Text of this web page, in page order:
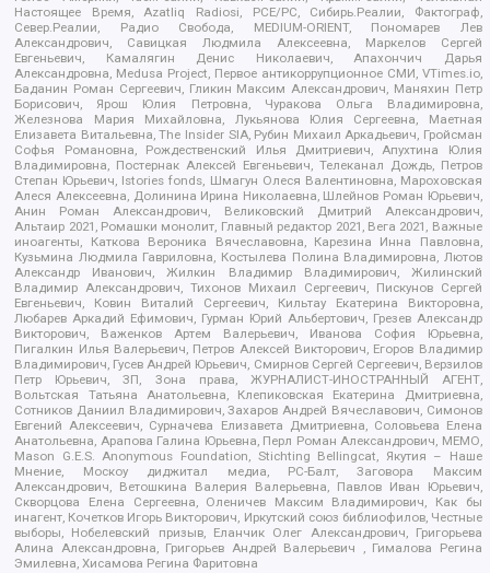
Настоящее Время, Azatliq Radiosi, PCE/PC, Сибирь.Реалии, Фактограф,
Север.Реалии, Радио Свобода, MEDIUM-ORIENT, Пономарев Лев
Александрович, Савицкая Людмила Алексеевна, Маркелов Сергей
Евгеньевич, Камалягин Денис Николаевич, Апахончич Дарья
Александровна, Medusa Project, Первое антикоррупционное СМИ, VTimes.io,
Баданин Роман Сергеевич, Гликин Максим Александрович, Маняхин Петр
Борисович, Ярош Юлия Петровна, Чуракова Ольга Владимировна,
Железнова Мария Михайловна, Лукьянова Юлия Сергеевна, Маетная
Елизавета Витальевна, The Insider SIA, Рубин Михаил Аркадьевич, Гройсман
Софья Романовна, Рождественский Илья Дмитриевич, Апухтина Юлия
Владимировна, Постернак Алексей Евгеньевич, Телеканал Дождь, Петров
Степан Юрьевич, Istories fonds, Шмагун Олеся Валентиновна, Мароховская
Алеся Алексеевна, Долинина Ирина Николаевна, Шлейнов Роман Юрьевич,
Анин Роман Александрович, Великовский Дмитрий Александрович,
Альтаир 2021, Ромашки монолит, Главный редактор 2021, Вега 2021, Важные
иноагенты, Каткова Вероника Вячеславовна, Карезина Инна Павловна,
Кузьмина Людмила Гавриловна, Костылева Полина Владимировна, Лютов
Александр Иванович, Жилкин Владимир Владимирович, Жилинский
Владимир Александрович, Тихонов Михаил Сергеевич, Пискунов Сергей
Евгеньевич, Ковин Виталий Сергеевич, Кильтау Екатерина Викторовна,
Любарев Аркадий Ефимович, Гурман Юрий Альбертович, Грезев Александр
Викторович, Важенков Артем Валерьевич, Иванова София Юрьевна,
Пигалкин Илья Валерьевич, Петров Алексей Викторович, Егоров Владимир
Владимирович, Гусев Андрей Юрьевич, Смирнов Сергей Сергеевич, Верзилов
Петр Юрьевич, ЗП, Зона права, ЖУРНАЛИСТ-ИНОСТРАННЫЙ АГЕНТ,
Вольтская Татьяна Анатольевна, Клепиковская Екатерина Дмитриевна,
Сотников Даниил Владимирович, Захаров Андрей Вячеславович, Симонов
Евгений Алексеевич, Сурначева Елизавета Дмитриевна, Соловьева Елена
Анатольевна, Арапова Галина Юрьевна, Перл Роман Александрович, МЕМО,
Mason G.E.S. Anonymous Foundation, Stichting Bellingcat, Якутия – Наше
Мнение, Москоу диджитал медиа, РС-Балт, Заговора Максим
Александрович, Ветошкина Валерия Валерьевна, Павлов Иван Юрьевич,
Скворцова Елена Сергеевна, Оленичев Максим Владимирович, Как бы
инагент, Кочетков Игорь Викторович, Иркутский союз библиофилов, Честные
выборы, Нобелевский призыв, Еланчик Олег Александрович, Григорьева
Алина Александровна, Григорьев Андрей Валерьевич , Гималова Регина
Эмилевна, Хисамова Регина Фаритовна